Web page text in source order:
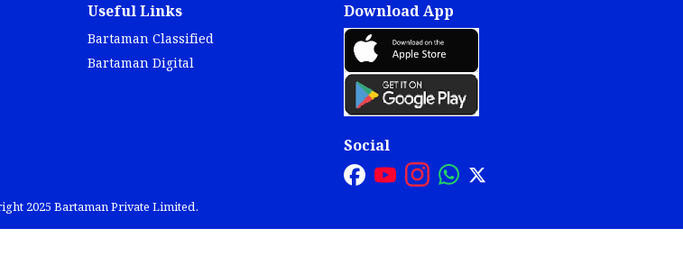
Useful Links
Bartaman Classified
Bartaman Digital
Download App
Social
2025 Bartaman Private Limited.